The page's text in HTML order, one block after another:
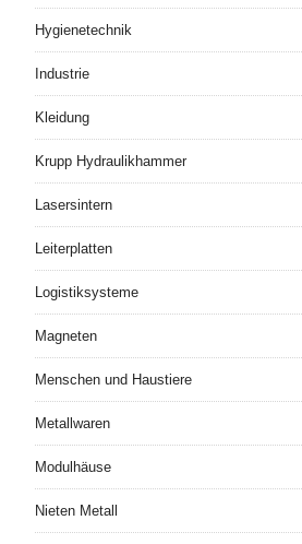
Hygienetechnik
Industrie
Kleidung
Krupp Hydraulikhammer
Lasersintern
Leiterplatten
Logistiksysteme
Magneten
Menschen und Haustiere
Metallwaren
Modulhäuse
Nieten Metall